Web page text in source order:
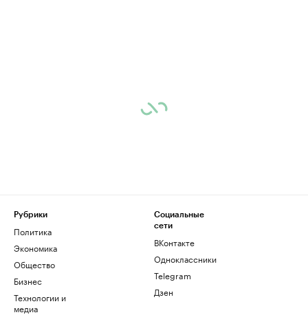
Рубрики
Политика
Экономика
Общество
Бизнес
Технологии и
медиа
Социальные
сети
ВКонтакте
Одноклассники
Telegram
Дзен